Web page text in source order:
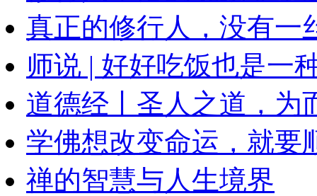
真正的修行人，没有一
师说 | 好好吃饭也是一
道德经丨圣人之道，为
学佛想改变命运，就要
禅的智慧与人生境界